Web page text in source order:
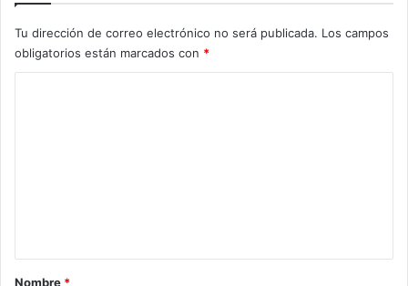
Tu dirección de correo electrónico no será publicada. Los campos
obligatorios están marcados con *
r
Nombre *